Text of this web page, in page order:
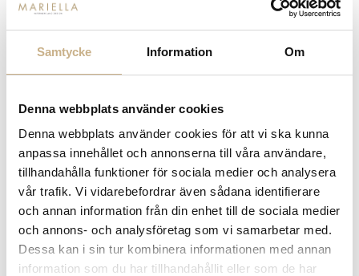
Samtycke Information Om
Denna webbplats använder cookies
Denna webbplats använder cookies för att vi ska kunna
anpassa innehållet och annonserna till våra användare,
tillhandahålla funktioner för sociala medier och analysera
vår trafik. Vi vidarebefordrar även sådana identifierare
och annan information från din enhet till de sociala medier
och annons- och analysföretag som vi samarbetar med.
Dessa kan i sin tur kombinera informationen med annan
information som du har tillhandahållit eller som de har
+ ADD TO CART
14 dagars returrätt på lagervaror. Läs mer
10% välkomstrabatt
när du registrerar dig för vårt
nyhetsbrev
FRÅGA OSS OM PRODUKTEN